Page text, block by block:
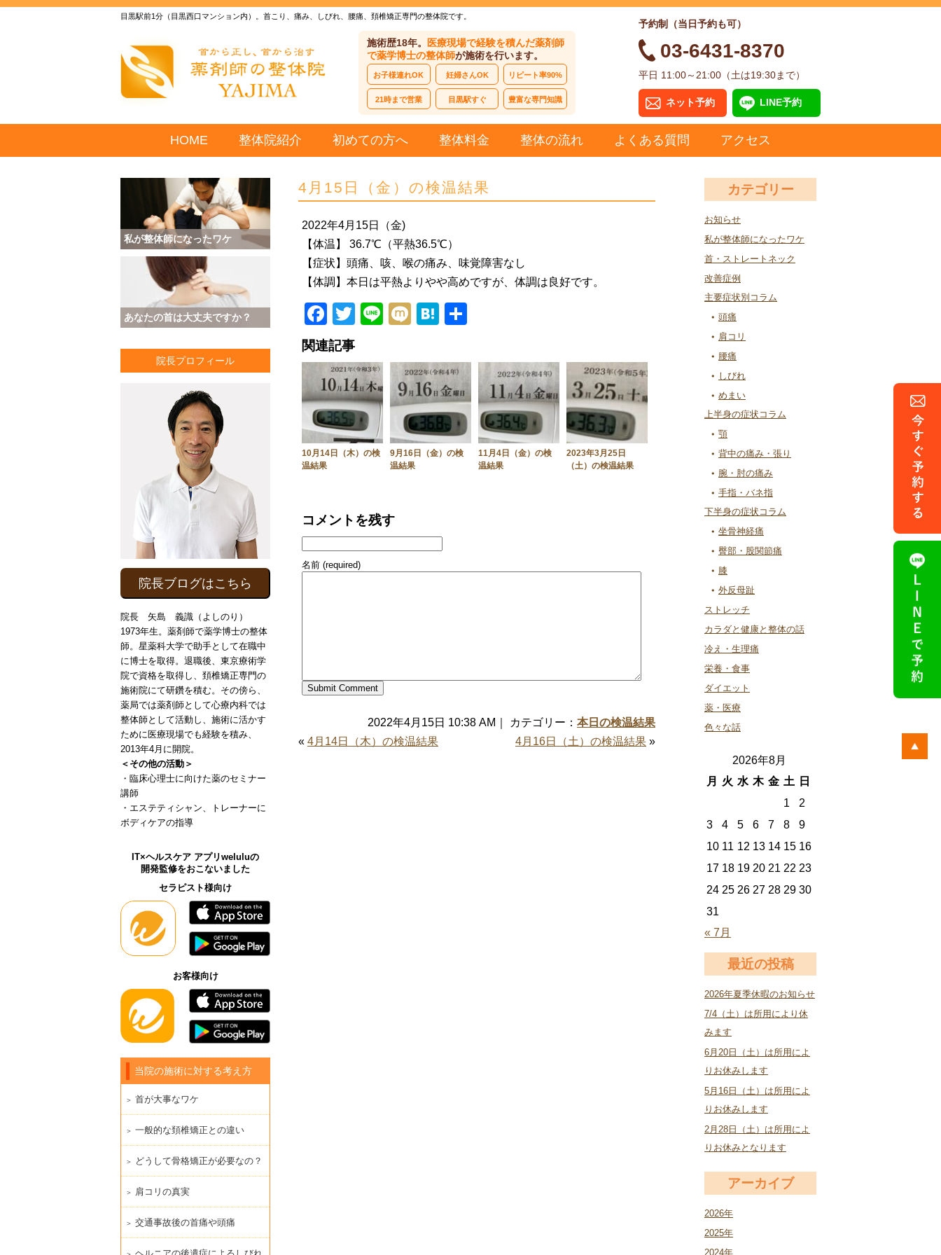
目黒駅前1分（目黒西口マンション内）。首こり、痛み、しびれ、腰痛、頚椎矯正専門の整体院です。
施術歴18年。
医療現場で経験を積んだ薬剤師
で薬学博士の整体師が施術を行います。
お子様連れOK 妊婦さんOK リピート率90%
21時まで営業 目黒駅すぐ 豊富な専門知識
予約制（当日予約も可）
03-6431-8370
平日 11:00～21:00（土は19:30まで）
ネット予約 LINE予約
HOME 整体院紹介 初めての方へ 整体料金 整体の流れ よくある質問 アクセス
カテゴリー
お知らせ
私が整体師になったワケ
首・ストレートネック
改善症例
主要症状別コラム
頭痛
肩コリ
腰痛
しびれ
めまい
上半身の症状コラム
顎
背中の痛み・張り
腕・肘の痛み
手指・バネ指
下半身の症状コラム
坐骨神経痛
臀部・股関節痛
膝
外反母趾
ストレッチ
カラダと健康と整体の話
冷え・生理痛
栄養・食事
ダイエット
薬・医療
色々な話
2026年8月
月
火 水 木 金 土
日
1
2
3
4 5 6 7 8
9
10 11 12 13 14 15 16
17 18 19 20 21 22 23
24 25 26 27 28 29 30
31
« 7月
最近の投稿
2026年夏季休暇のお知らせ
7/4（土）は所用により休
みます
6月20日（土）は所用によ
りお休みします
5月16日（土）は所用によ
りお休みします
2月28日（土）は所用によ
りお休みとなります
アーカイブ
2026年
2025年
2024年
4月15日（金）の検温結果
2022年4月15日（金)
【体温】 36.7℃（平熱36.5℃）
【症状】頭痛、咳、喉の痛み、味覚障害なし
【体調】本日は平熱よりやや高めですが、体調は良好です。
Facebook
Twitter
LineMixiHatena
関連記事
10月14日（木）の検
温結果
9月16日（金）の検
温結果
11月4日（金）の検
温結果
2023年3月25日
（土）の検温結果
コメントを残す
名前 (required)
2022年4月15日 10:38 AM｜ カテゴリー： 本日の検温結果
« 4月14日（木）の検温結果 4月16日（土）の検温結果 »
私が整体師になったワケ
あなたの首は大丈夫ですか？
院長プロフィール
院長ブログはこちら
院長 矢島 義識（よしのり）
1973年生。薬剤師で薬学博士の整体
師。星薬科大学で助手として在職中
に博士を取得。退職後、東京療術学
院で資格を取得し、頚椎矯正専門の
施術院にて研鑽を積む。その傍ら、
薬局では薬剤師として心療内科では
整体師として活動し、施術に活かす
ために医療現場でも経験を積み、
2013年4月に開院。
＜その他の活動＞
・臨床心理士に向けた薬のセミナー
講師
・エステティシャン、トレーナーに
ボディケアの指導
IT×ヘルスケア アプリweluluの
開発監修をおこないました
セラピスト様向け
お客様向け
当院の施術に対する考え方
首が大事なワケ
一般的な頚椎矯正との違い
どうして骨格矯正が必要なの？
肩コリの真実
交通事故後の首痛や頭痛